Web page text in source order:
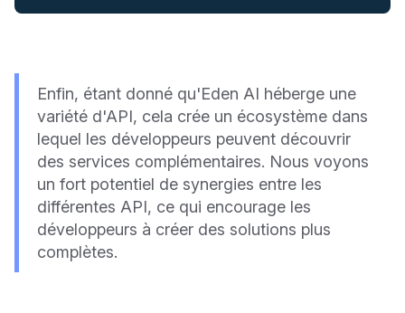
Enfin, étant donné qu'Eden AI héberge une
variété d'API, cela crée un écosystème dans
lequel les développeurs peuvent découvrir
des services complémentaires. Nous voyons
un fort potentiel de synergies entre les
différentes API, ce qui encourage les
développeurs à créer des solutions plus
complètes.